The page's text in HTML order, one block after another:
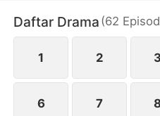
menunjukkan kebusukan
terungkap, Mark
dengan meninggalkan
Daftar Drama (62
1 2 3
6 7